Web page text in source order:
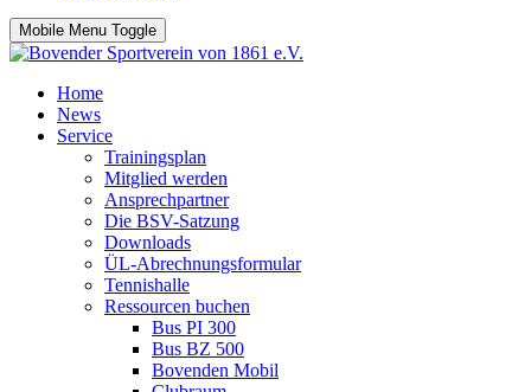
Mobile Menu Toggle
Home
News
Service
Trainingsplan
Mitglied werden
Ansprechpartner
Die BSV-Satzung
Downloads
ÜL-Abrechnungsformular
Tennishalle
Ressourcen buchen
Bus PI 300
Bus BZ 500
Bovenden Mobil